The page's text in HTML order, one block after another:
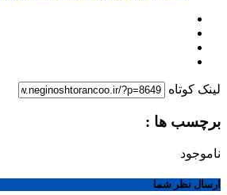
لینک کوتاه
برچسب ها :
ناموجود
ارسال نظر شما